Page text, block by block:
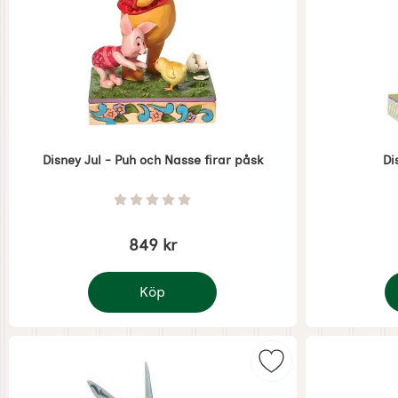
Disney Jul - Puh och Nasse firar påsk
Betyg: 0 Stjärnor av 5
849 kr
Köp
Disney Jul - Puh och Nasse firar påsk
Markera disney